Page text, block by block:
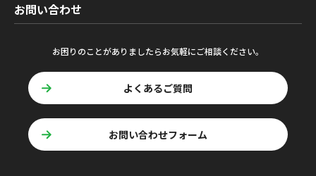
お問い合わせ
お困りのことがありましたらお気軽にご相談ください。
よくあるご質問
お問い合わせフォーム